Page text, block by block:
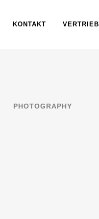
KONTAKT VERTRIEB
PHOTOGRAPHY